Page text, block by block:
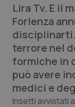
Professionisti
Abruzzo
Basilicata
Calabria
QS Pro
Artrite &
Asma &
QS Club
Lira Tv. E il
Forlenza
terrore nel
formiche in
può avere
medici e
Insetti avvistati